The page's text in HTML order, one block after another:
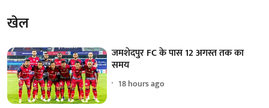
खेल
जमशेदपुर FC के पास 12 अगस्त तक का
समय
18 hours ago